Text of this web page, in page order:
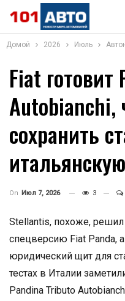
Домой 2026 Июль
Fiat
Autobianchi,
сохранить
On Июл 7, 2026 3
Stellantis, похоже,
спецверсию Fiat Panda,
юридический щит для
тестах в Италии
Pandina Tributo